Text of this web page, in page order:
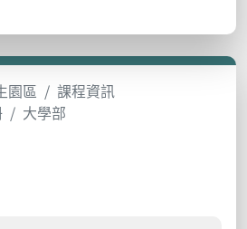
園區
課程資訊
大學部